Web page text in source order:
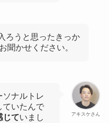
ろうと思ったきっか
聞かせください。
アキスケさん
ソナルトレ
ていたんで
じていまし